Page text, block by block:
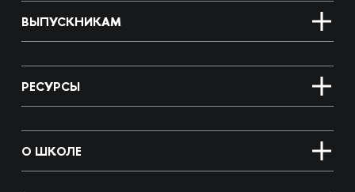
ВЫПУСКНИКАМ
РЕСУРСЫ
О ШКОЛЕ